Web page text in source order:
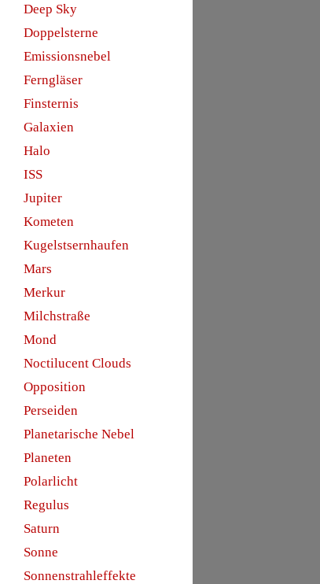
Deep Sky
Doppelsterne
Emissionsnebel
Ferngläser
Finsternis
Galaxien
Halo
ISS
Jupiter
Kometen
Kugelstsernhaufen
Mars
Merkur
Milchstraße
Mond
Noctilucent Clouds
Opposition
Perseiden
Planetarische Nebel
Planeten
Polarlicht
Regulus
Saturn
Sonne
Sonnenstrahleffekte